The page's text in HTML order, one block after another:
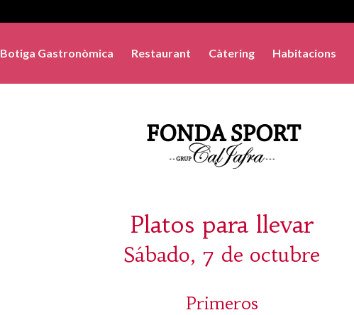
Botiga Gastronòmica Restaurant Càtering Habitacions
Platos para llevar
Sábado, 7 de octubre
Primeros